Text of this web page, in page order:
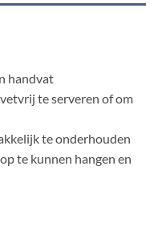
handvat
te serveren of om
te onderhouden
te kunnen hangen en